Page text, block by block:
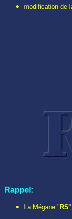
modification de
Rappel:
La Mégane " RS